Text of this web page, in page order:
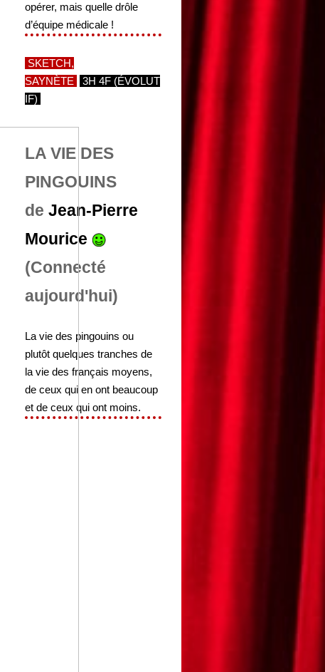
opérer, mais quelle drôle
d’équipe médicale !
SKETCH,
SAYNÈTE
3H 4F (ÉVOLUT
IF)
LA VIE DES
PINGOUINS
deJean-Pierre
Mourice
(Connecté
aujourd'hui)
La vie des pingouins ou
plutôt quelques tranches de
la vie des français moyens,
de ceux qui en ont beaucoup
et de ceux qui ont moins.